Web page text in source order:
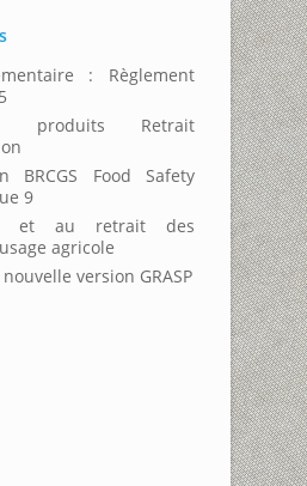
: Règlement
produits Retrait
BRCGS Food Safety
9
et au retrait des
agricole
version GRASP